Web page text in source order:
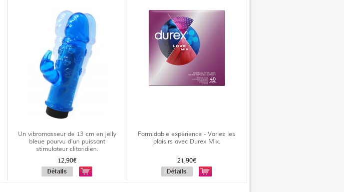
Un vibromasseur de 13 cm en jelly
bleue pourvu d'un puissant
stimulateur clitoridien.
12,90€
Formidable expérience - Variez les
plaisirs avec Durex Mix.
21,90€